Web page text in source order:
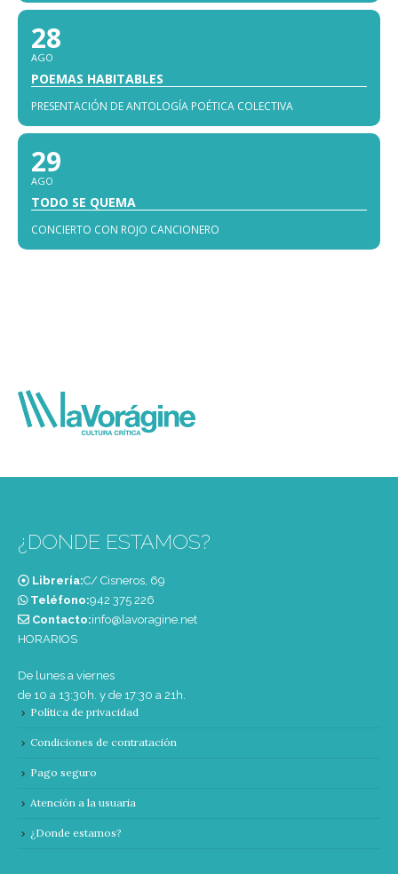
28
AGO
POEMAS HABITABLES
PRESENTACIÓN DE ANTOLOGÍA POÉTICA COLECTIVA
29
AGO
TODO SE QUEMA
CONCIERTO CON ROJO CANCIONERO
¿DONDE ESTAMOS?
Librería:C/ Cisneros, 69
Teléfono:‭942 375 226‬
Contacto:info@lavoragine.net
HORARIOS
De lunes a viernes
de 10 a 13:30h. y de 17:30 a 21h.
Política de privacidad
Condiciones de contratación
Pago seguro
Atención a la usuaria
¿Donde estamos?